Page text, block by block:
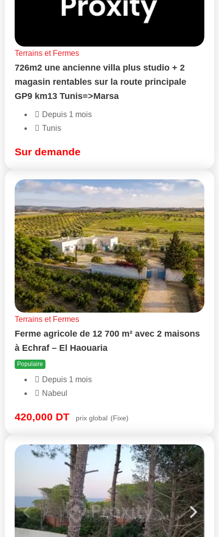
Terrains et Fermes
726m2 une ancienne villa plus studio + 2
magasin rentables sur la route principale
GP9 km13 Tunis=>Marsa
Depuis 1 mois
Tunis
Sur demande
Terrains et Fermes
Ferme agricole de 12 700 m² avec 2 maisons
à Echraf – El Haouaria
Populaire
Depuis 1 mois
Nabeul
420,000 DT prix global (Fixe)